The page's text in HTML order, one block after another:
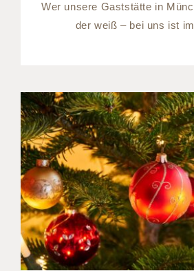
Wer unsere Gaststätte in
der weiß – bei uns ist
So genießen Sie
die